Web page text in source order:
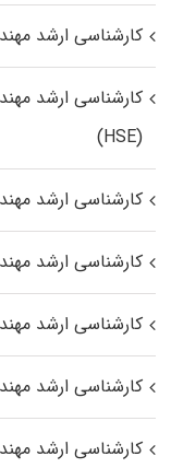
کارشناسی ارشد
کارشناسی ارشد
(HSE)
کارشناسی ارشد
کارشناسی ارشد
کارشناسی ارشد
کارشناسی ارشد
کارشناسی ارشد